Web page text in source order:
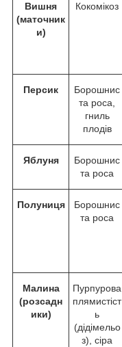
Вишня
(маточник
и)
Кокомікоз
Персик
Борошнис
та роса,
гниль
плодів
Яблуня
Борошнис
та роса
Полуниця
Борошнис
та роса
Малина
(розсадн
ики)
Пурпурова
плямистіст
ь
(дідімельо
з), сіра